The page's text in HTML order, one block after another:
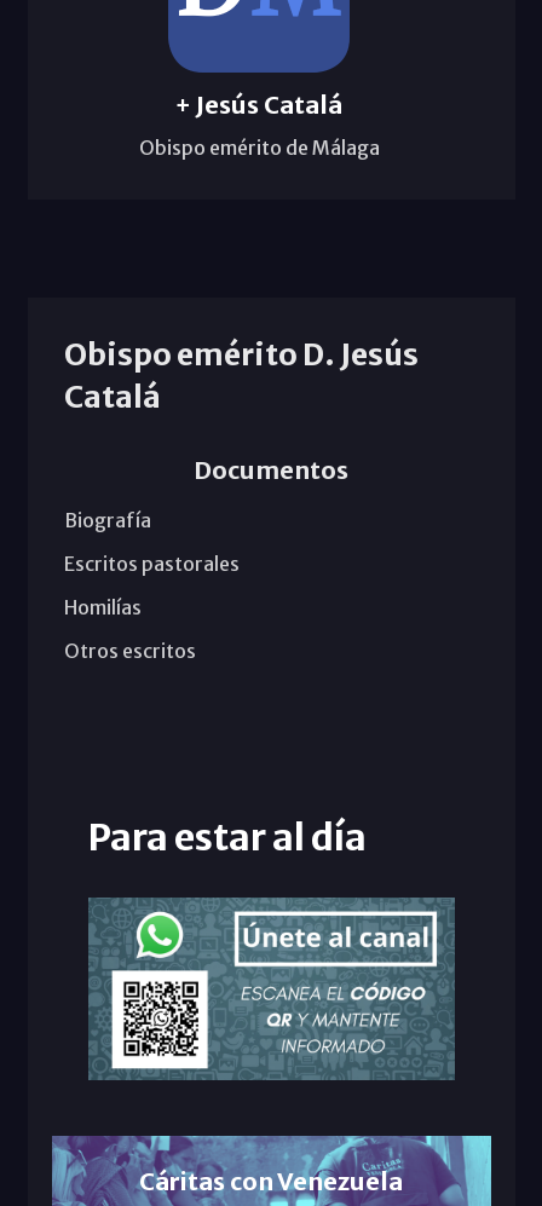
+ Jesús Catalá
Obispo emérito de Málaga
Obispo emérito D. Jesús
Catalá
Documentos
Biografía
Escritos pastorales
Homilías
Otros escritos
Para estar al día
Cáritas con Venezuela